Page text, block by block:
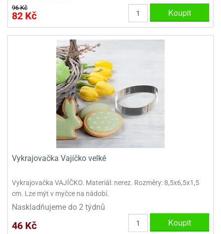
96 Kč
82 Kč Koupit
Vykrajovačka Vajíčko velké
Vykrajovačka VAJÍČKO. Materiál: nerez. Rozměry: 8,5x6,5x1,5
cm. Lze mýt v myčce na nádobí.
Naskladňujeme do 2 týdnů
46 Kč Koupit